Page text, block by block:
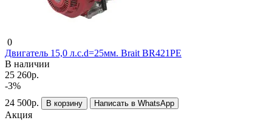
0
Двигатель 15,0 л.c.d=25мм. Brait BR421PE
В наличии
25 260р.
-3%
24 500р.
В корзину Написать в WhatsApp
Акция